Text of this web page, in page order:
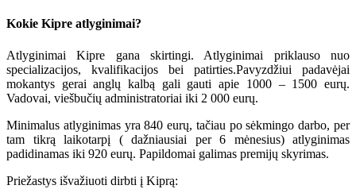
Kokie Kipre atlyginimai?
Atlyginimai Kipre gana skirtingi. Atlyginimai priklauso nuo
specializacijos, kvalifikacijos bei patirties.Pavyzdžiui padavėjai
mokantys gerai anglų kalbą gali gauti apie 1000 – 1500 eurų.
Vadovai, viešbučių administratoriai iki 2 000 eurų.
Minimalus atlyginimas yra 840 eurų, tačiau po sėkmingo darbo, per
tam tikrą laikotarpį ( dažniausiai per 6 mėnesius) atlyginimas
padidinamas iki 920 eurų. Papildomai galimas premijų skyrimas.
Priežastys išvažiuoti dirbti į Kiprą: